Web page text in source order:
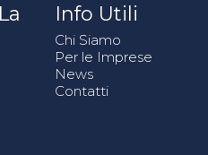
Info Utili
Chi Siamo
Per le Imprese
News
Contatti